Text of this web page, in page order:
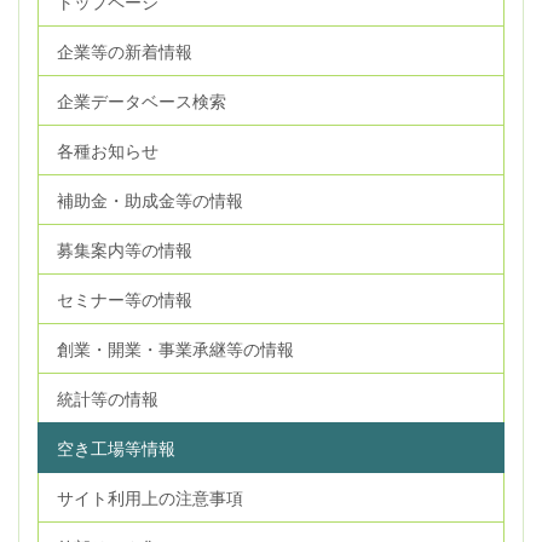
企業等の新着情報
企業データベース検索
各種お知らせ
補助金・助成金等の情報
募集案内等の情報
セミナー等の情報
創業・開業・事業承継等の情報
統計等の情報
空き工場等情報
サイト利用上の注意事項